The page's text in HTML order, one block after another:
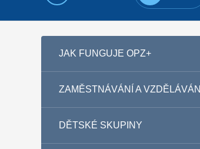
JAK FUNGUJE OPZ+
ZAMĚSTNÁVÁNÍ A VZDĚLÁVÁNÍ
DĚTSKÉ SKUPINY